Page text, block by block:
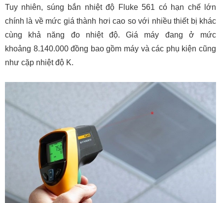
Tuy nhiên, súng bắn nhiệt độ Fluke 561 có hạn chế lớn
chính là về mức giá thành hơi cao so với nhiều thiết bị khác
cùng khả năng đo nhiệt độ. Giá máy đang ở mức
khoảng 8.140.000 đồng bao gồm máy và các phụ kiện cũng
như cặp nhiệt độ K.